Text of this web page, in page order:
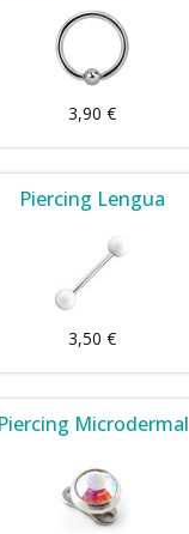
3,90 €
Piercing Lengua
3,50 €
Piercing Microdermal